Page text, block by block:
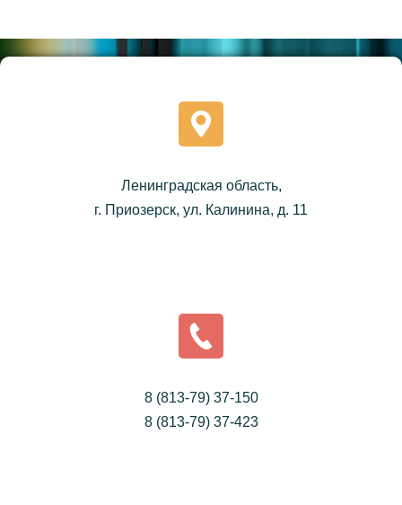
Ленинградская область,
г. Приозерск, ул. Калинина, д. 11
8 (813-79) 37-150
8 (813-79) 37-423